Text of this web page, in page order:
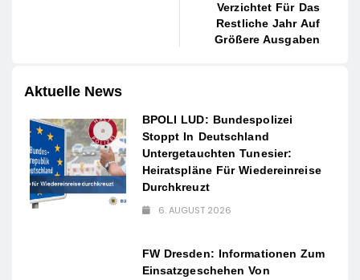
Verzichtet Für Das
Restliche Jahr Auf
Größere Ausgaben
Aktuelle News
BPOLI LUD: Bundespolizei
Stoppt In Deutschland
Untergetauchten Tunesier:
Heiratspläne Für Wiedereinreise
Durchkreuzt
6. AUGUST 2026
FW Dresden: Informationen Zum
Einsatzgeschehen Von